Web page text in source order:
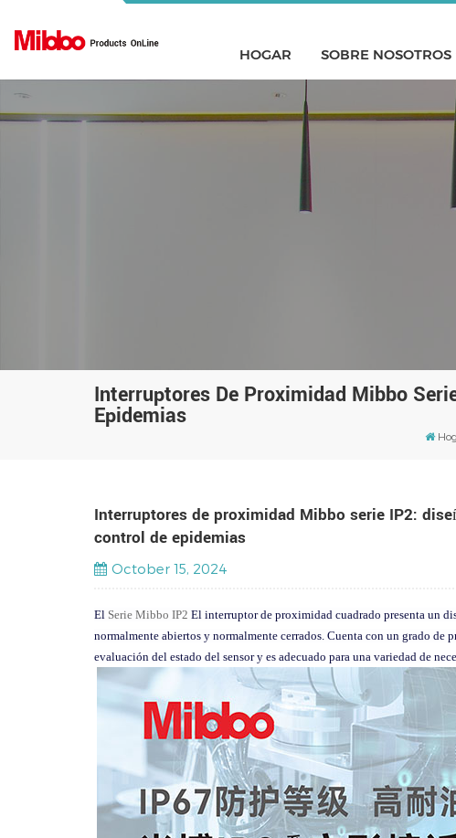
HOGAR SOBRE NOSOTROS
Interruptores De Proximidad Mibbo
Epidemias
Interruptores de proximidad Mibbo serie IP2:
control de epidemias
October 15, 2024
El Serie Mibbo IP2 El interruptor de proximidad cuadrado presenta un
normalmente abiertos y normalmente cerrados. Cuenta con un grado
evaluación del estado del sensor y es adecuado para una variedad de